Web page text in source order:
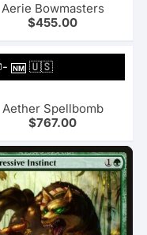
Aerie Bowmasters
$455.00
NM 🇺🇸
Aether Spellbomb
$767.00